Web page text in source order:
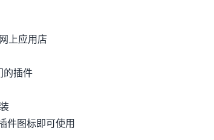
上应用店
的插件
件图标即可使用